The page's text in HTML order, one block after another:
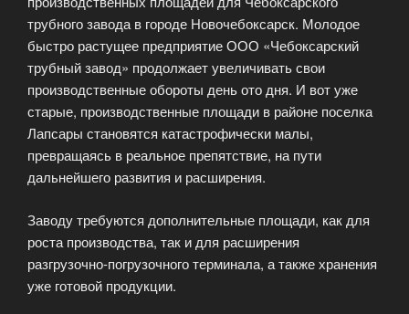
трубного завода в городе Новочебоксарск. Молодое
быстро растущее предприятие ООО «Чебоксарский
трубный завод» продолжает увеличивать свои
производственные обороты день ото дня. И вот уже
старые, производственные площади в районе поселка
Лапсары становятся катастрофически малы,
превращаясь в реальное препятствие, на пути
дальнейшего развития и расширения.
Заводу требуются дополнительные площади, как для
роста производства, так и для расширения
разгрузочно-погрузочного терминала, а также хранения
уже готовой продукции.